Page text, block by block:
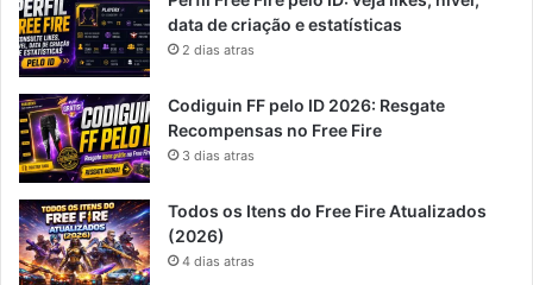
data de criação e estatísticas
2 dias atras
Codiguin FF pelo ID 2026: Resgate
Recompensas no Free Fire
3 dias atras
Todos os Itens do Free Fire Atualizados
(2026)
4 dias atras